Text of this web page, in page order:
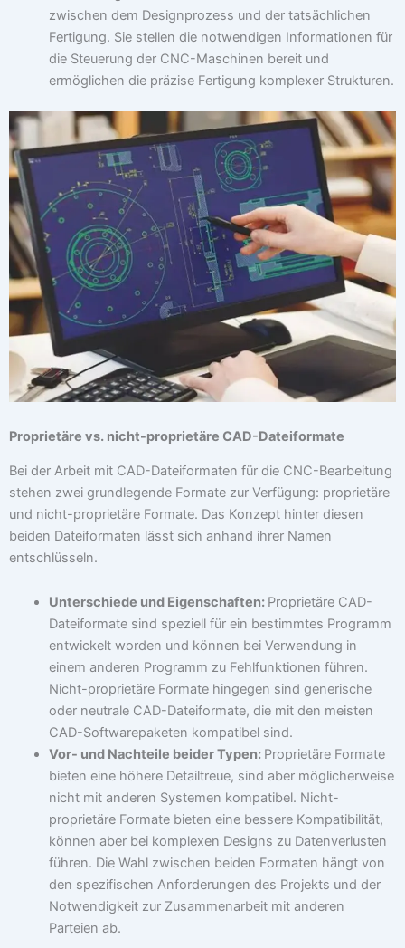
zwischen dem Designprozess und der tatsächlichen
Fertigung. Sie stellen die notwendigen Informationen für
die Steuerung der CNC-Maschinen bereit und
ermöglichen die präzise Fertigung komplexer Strukturen.
Proprietäre vs. nicht-proprietäre CAD-Dateiformate
Bei der Arbeit mit CAD-Dateiformaten für die CNC-Bearbeitung
stehen zwei grundlegende Formate zur Verfügung: proprietäre
und nicht-proprietäre Formate. Das Konzept hinter diesen
beiden Dateiformaten lässt sich anhand ihrer Namen
entschlüsseln.
Unterschiede und Eigenschaften: Proprietäre CAD-
Dateiformate sind speziell für ein bestimmtes Programm
entwickelt worden und können bei Verwendung in
einem anderen Programm zu Fehlfunktionen führen.
Nicht-proprietäre Formate hingegen sind generische
oder neutrale CAD-Dateiformate, die mit den meisten
CAD-Softwarepaketen kompatibel sind.
Vor- und Nachteile beider Typen: Proprietäre Formate
bieten eine höhere Detailtreue, sind aber möglicherweise
nicht mit anderen Systemen kompatibel. Nicht-
proprietäre Formate bieten eine bessere Kompatibilität,
können aber bei komplexen Designs zu Datenverlusten
führen. Die Wahl zwischen beiden Formaten hängt von
den spezifischen Anforderungen des Projekts und der
Notwendigkeit zur Zusammenarbeit mit anderen
Parteien ab.